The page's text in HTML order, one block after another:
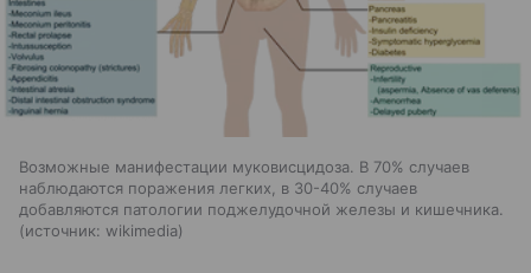
Возможные манифестации муковисцидоза. В 70% случаев
наблюдаются поражения легких, в 30-40% случаев
добавляются патологии поджелудочной железы и кишечника.
источник: wikimedia